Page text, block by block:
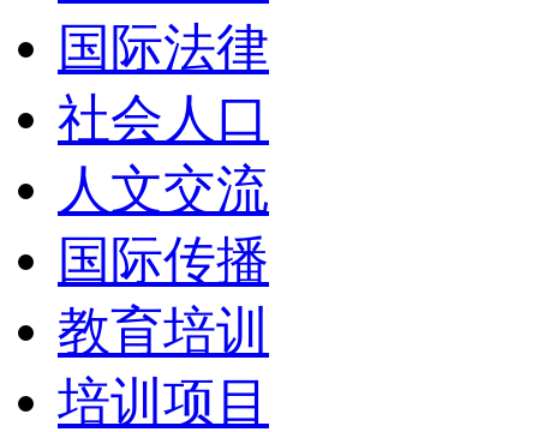
国际法律
社会人口
人文交流
国际传播
教育培训
培训项目